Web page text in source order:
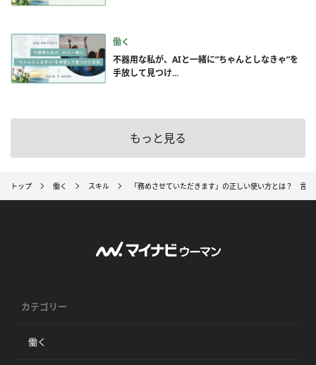
働く
不器用な私が、AIと一緒に”ちゃんとしなきゃ”を
手放して見つけ...
もっと見る
トップ 働く スキル 「務めさせていただきます」の正しい使い方とは？ 言
カテゴリー
働く